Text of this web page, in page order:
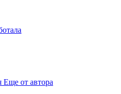
Еще от автора